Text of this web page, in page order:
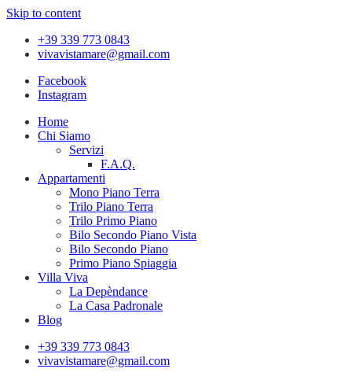
Skip to content
+39 339 773 0843
vivavistamare@gmail.com
Facebook
Instagram
Home
Chi Siamo
Servizi
F.A.Q.
Appartamenti
Mono Piano Terra
Trilo Piano Terra
Trilo Primo Piano
Bilo Secondo Piano Vista
Bilo Secondo Piano
Primo Piano Spiaggia
Villa Viva
La Depèndance
La Casa Padronale
Blog
+39 339 773 0843
vivavistamare@gmail.com